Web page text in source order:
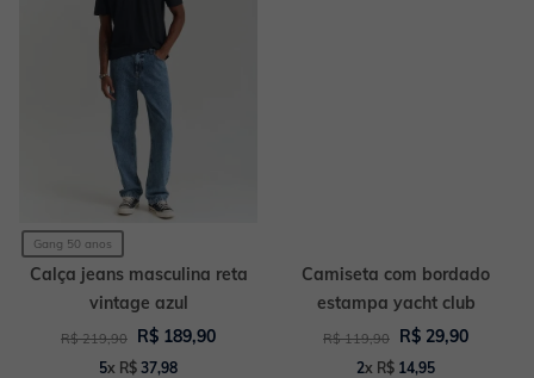
Gang 50 anos
Calça jeans masculina reta
vintage azul
R$ 219,90 R$ 189,90
5x R$ 37,98
Camiseta com bordado
estampa yacht club
R$ 119,90 R$ 29,90
2x R$ 14,95